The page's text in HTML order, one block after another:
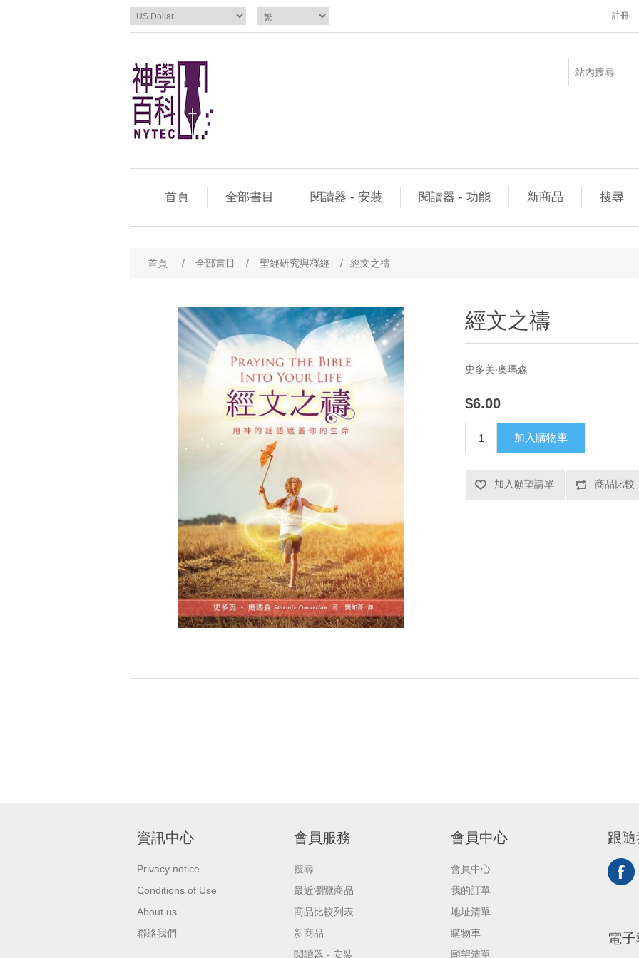
註冊
首頁 全部書目 閱讀器 - 安裝 閱讀器 - 功能 新商品 搜尋
首頁 / 全部書目 / 聖經研究與釋經 / 經文之禱
經文之禱
史多美‧奧瑪森
$6.00
加入購物車
加入願望請單 商品比較
資訊中心
Privacy notice
Conditions of Use
About us
聯絡我們
會員服務
搜尋
最近瀏覽商品
商品比較列表
新商品
閱讀器 - 安裝
會員中心
會員中心
我的訂單
地址清單
購物車
願望清單
跟隨
電